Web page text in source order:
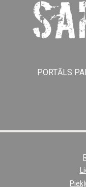
PORTĀLS